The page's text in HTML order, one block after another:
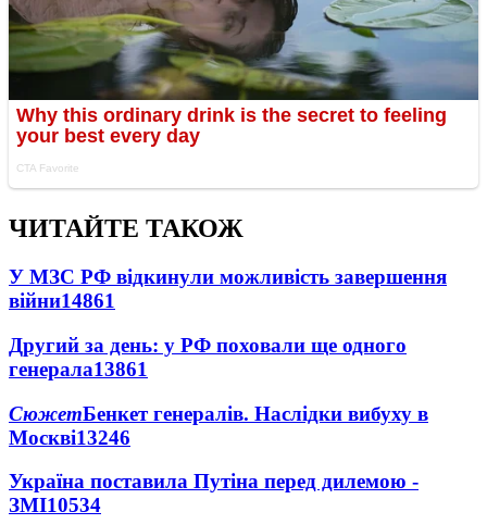
ЧИТАЙТЕ ТАКОЖ
У МЗС РФ відкинули можливість завершення
війни14861
Другий за день: у РФ поховали ще одного
генерала13861
СюжетБенкет генералів. Наслідки вибуху в
Москві13246
Україна поставила Путіна перед дилемою -
ЗМІ10534